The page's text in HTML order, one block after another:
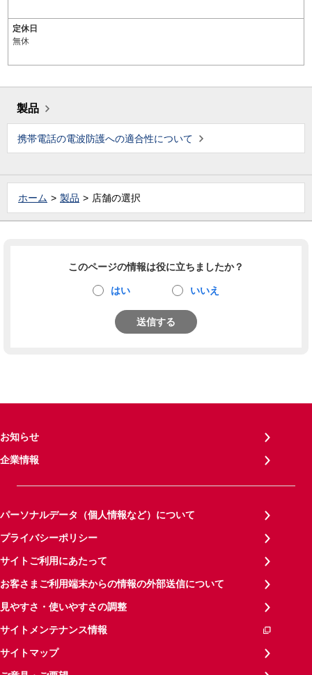
定休日
無休
製品
携帯電話の電波防護への適合性について
ホーム 製品 店舗の選択
このページの情報は役に立ちましたか？
はい いいえ
送信する
お知らせ
企業情報
パーソナルデータ（個人情報など）について
プライバシーポリシー
サイトご利用にあたって
お客さまご利用端末からの情報の外部送信について
見やすさ・使いやすさの調整
サイトメンテナンス情報
サイトマップ